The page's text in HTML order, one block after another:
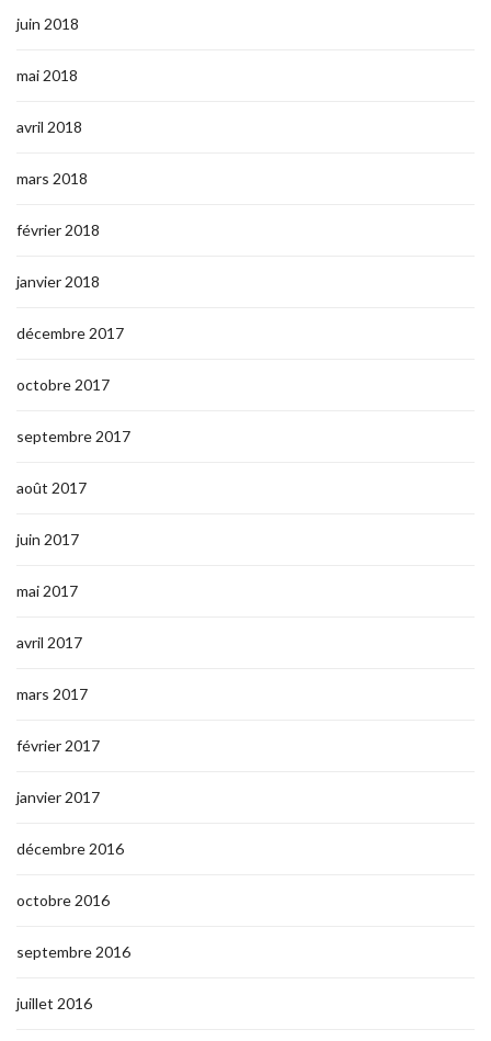
juin 2018
mai 2018
avril 2018
mars 2018
février 2018
janvier 2018
décembre 2017
octobre 2017
septembre 2017
août 2017
juin 2017
mai 2017
avril 2017
mars 2017
février 2017
janvier 2017
décembre 2016
octobre 2016
septembre 2016
juillet 2016